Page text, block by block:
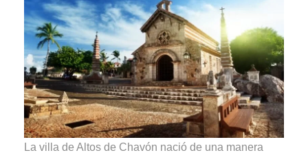
La villa de Altos de Chavón nació de una manera